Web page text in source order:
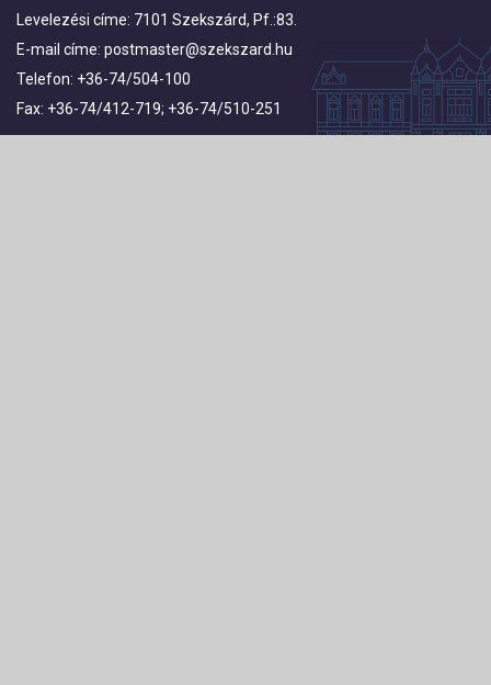
Levelezési címe: 7101 Szekszárd, Pf.:83.
E-mail címe: postmaster@szekszard.hu
Telefon: +36-74/504-100
Fax: +36-74/412-719; +36-74/510-251